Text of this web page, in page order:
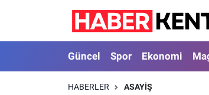
Güncel Spor Ekonomi
HABERLER ASAYIŞ
Güncel
Spor
Nöbetçi Eczaneler
Hava Durumu